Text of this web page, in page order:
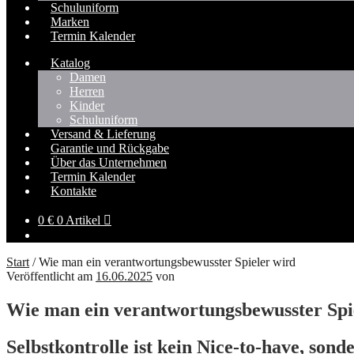
Schuluniform
Marken
Termin Kalender
Katalog
Damen
Herren
Kinder
Schuluniform
Versand & Lieferung
Garantie und Rückgabe
Über das Unternehmen
Termin Kalender
Kontakte
0 € 0 Artikel
Start /Wie man ein verantwortungsbewusster Spieler wird
Veröffentlicht am 16.06.2025 von
Wie man ein verantwortungsbewusster
Selbstkontrolle ist kein Nice-to-have,